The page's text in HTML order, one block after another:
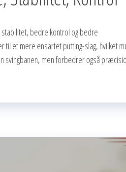
bedre kontrol og bedre
et mere ensartet putting-slag, hvilket
svingbanen, men forbedrer også